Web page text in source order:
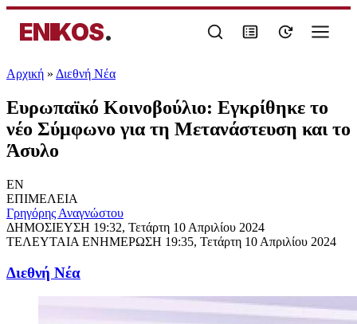
ENIKOS.
Αρχική » Διεθνή Νέα
Ευρωπαϊκό Κοινοβούλιο: Εγκρίθηκε το
νέο Σύμφωνο για τη Μετανάστευση και το
Άσυλο
EN
ΕΠΙΜΕΛΕΙΑ
Γρηγόρης Αναγνώστου
ΔΗΜΟΣΙΕΥΣΗ 19:32, Τετάρτη 10 Απριλίου 2024
ΤΕΛΕΥΤΑΙΑ ΕΝΗΜΕΡΩΣΗ 19:35, Τετάρτη 10 Απριλίου 2024
Διεθνή Νέα